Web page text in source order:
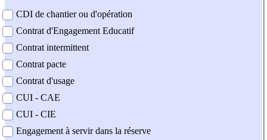
CDI de chantier ou d'opération
Contrat d'Engagement Educatif
Contrat intermittent
Contrat pacte
Contrat d'usage
CUI - CAE
CUI - CIE
Engagement à servir dans la réserve